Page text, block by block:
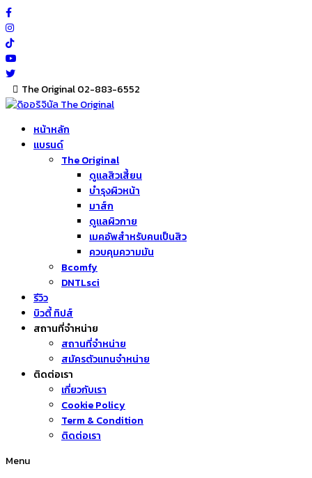
Skip
to
content
The Original 02-883-6552
หน้าหลัก
แบรนด์
The Original
ดูแลสิวเสี้ยน
บำรุงผิวหน้า
มาส์ก
ดูแลผิวกาย
เมคอัพสำหรับคนเป็นสิว
ควบคุมความมัน
Bcomfy
DNTLsci
รีวิว
บิวตี้ ทิปส์
สถานที่จำหน่าย
สถานที่จำหน่าย
สมัครตัวแทนจำหน่าย
ติดต่อเรา
เกี่ยวกับเรา
Cookie Policy
Term & Condition
ติดต่อเรา
Menu